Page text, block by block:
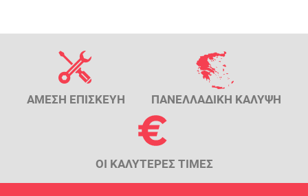
ΑΜΕΣΗ ΕΠΙΣΚΕΥΗ ΠΑΝΕΛΛΑΔΙΚΗ ΚΑΛΥΨΗ
ΟΙ ΚΑΛΥΤΕΡΕΣ ΤΙΜΕΣ